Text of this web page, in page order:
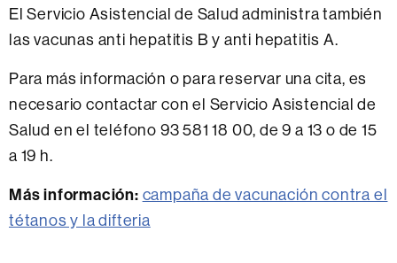
El Servicio Asistencial de Salud administra también
las vacunas anti hepatitis B y anti hepatitis A.
Para más información o para reservar una cita, es
necesario contactar con el Servicio Asistencial de
Salud en el teléfono 93 581 18 00, de 9 a 13 o de 15
a 19 h.
Más información: campaña de vacunación contra el
tétanos y la difteria